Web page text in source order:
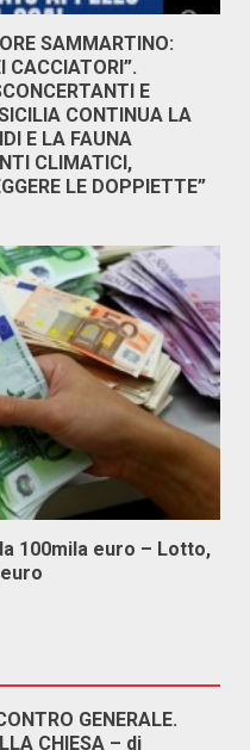
SAMMARTINO:
CACCIATORI”.
E
CONTINUA LA
E LA FAUNA
CLIMATICI,
LE DOPPIETTE”
100mila euro – Lotto,
GENERALE.
CHIESA – di